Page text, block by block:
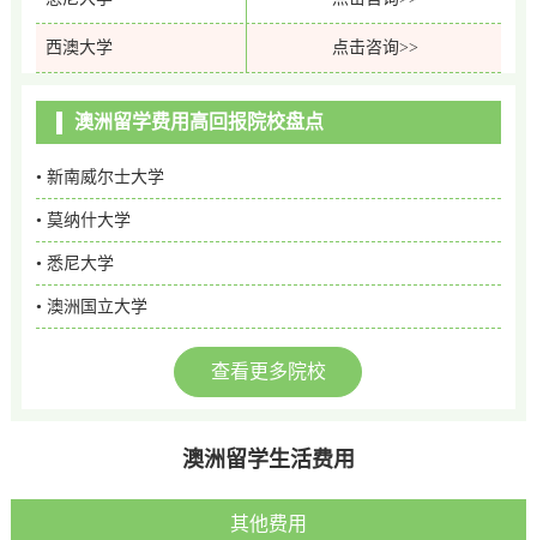
西澳大学 点击咨询>>
澳洲留学费用高回报院校盘点
• 新南威尔士大学
• 莫纳什大学
• 悉尼大学
• 澳洲国立大学
查看更多院校
澳洲留学生活费用
其他费用